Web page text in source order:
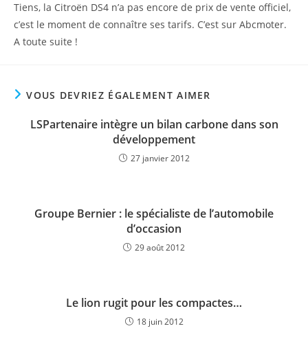
Tiens, la Citroën DS4 n’a pas encore de prix de vente officiel,
c’est le moment de connaître ses tarifs. C’est sur Abcmoter.
A toute suite !
VOUS DEVRIEZ ÉGALEMENT AIMER
LSPartenaire intègre un bilan carbone dans son
développement
27 janvier 2012
Groupe Bernier : le spécialiste de l’automobile
d’occasion
29 août 2012
Le lion rugit pour les compactes…
18 juin 2012